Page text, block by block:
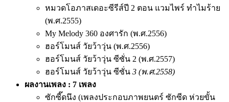
หมวดโอภาสเดอะซีรีส์ปี 2 ตอน แวมไพร์ ทำไมร้าย
(พ.ศ.2555)
My Melody 360 องศารัก (พ.ศ.2556)
ฮอร์โมนส์ วัยว้าวุ่น (พ.ศ.2556)
ฮอร์โมนส์ วัยว้าวุ่น ซีซั่น 2 (พ.ศ.2557)
ฮอร์โมนส์ วัยว้าวุ่น ซีซั่น 3 (พ.ศ.2558)
ผลงานเพลง : 7 เพลง
ซักซี๊ดนึง (เพลงประกอบภาพยนตร์ ซักซีด ห่วยขั้น